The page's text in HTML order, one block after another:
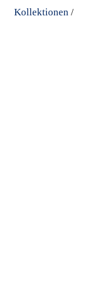
Kollektionen /